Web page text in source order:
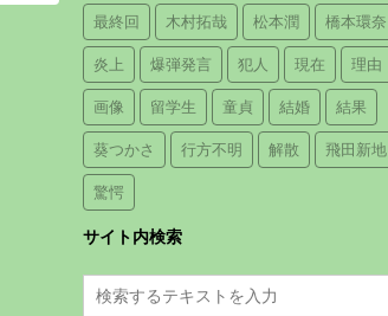
最終回 木村拓哉 松本潤 橋本環奈
炎上 爆弾発言 犯人 現在 理由
画像 留学生 童貞 結婚 結果
葵つかさ 行方不明 解散 飛田新地
驚愕
サイト内検索